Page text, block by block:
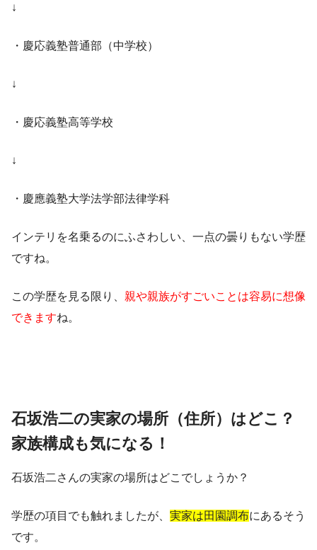
↓
・慶応義塾普通部（中学校）
↓
・慶応義塾高等学校
↓
・慶應義塾大学法学部法律学科
インテリを名乗るのにふさわしい、一点の曇りもない学歴
ですね。
この学歴を見る限り、 親や親族がすごいことは容易に想像
できますね。
石坂浩二の実家の場所（住所）はどこ？
家族構成も気になる！
石坂浩二さんの実家の場所はどこでしょうか？
学歴の項目でも触れましたが、 実家は田園調布にあるそう
です。